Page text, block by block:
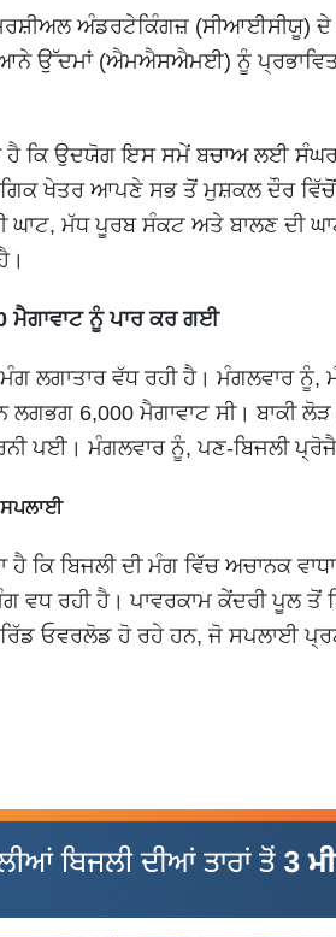
ਅੰਡਰਟੇਕਿੰਗਜ਼ (ਸੀਆਈਸੀਯੂ) ਦੇ
ਉੱਦਮਾਂ (ਐਮਐਸਐਮਈ) ਨੂੰ ਪ੍ਰਭਾਵਿਤ
ਹੈ ਕਿ ਉਦਯੋਗ ਇਸ ਸਮੇਂ ਬਚਾਅ ਲਈ
ਖੇਤਰ ਆਪਣੇ ਸਭ ਤੋਂ ਮੁਸ਼ਕਲ ਦੌਰ
ਘਾਟ, ਮੱਧ ਪੂਰਬ ਸੰਕਟ ਅਤੇ ਬਾਲਣ
ਮੈਗਾਵਾਟ ਨੂੰ ਪਾਰ ਕਰ ਗਈ
ਮੰਗ ਲਗਾਤਾਰ ਵੱਧ ਰਹੀ ਹੈ। ਮੰਗਲਵਾਰ
ਲਗਭਗ 6,000 ਮੈਗਾਵਾਟ ਸੀ। ਬਾਕੀ
ਪਈ। ਮੰਗਲਵਾਰ ਨੂੰ, ਪਣ-ਬਿਜਲੀ
ਸਪਲਾਈ
ਹੈ ਕਿ ਬਿਜਲੀ ਦੀ ਮੰਗ ਵਿੱਚ ਅਚਾਨਕ
ਵਧ ਰਹੀ ਹੈ। ਪਾਵਰਕਾਮ ਕੇਂਦਰੀ ਪੂਲ
ਓਵਰਲੋਡ ਹੋ ਰਹੇ ਹਨ, ਜੋ ਸਪਲਾਈ